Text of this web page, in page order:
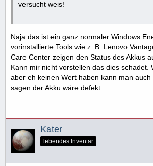
versucht weis!
Naja das ist ein ganz normaler Windows
vorinstallierte Tools wie z. B. Lenovo
Care Center zeigen den Status des Akkus
Kann mir nicht vorstellen das dies schadet.
aber eh keinen Wert haben kann man
sagen der Akku wäre defekt.
Kater
lebendes Inventar